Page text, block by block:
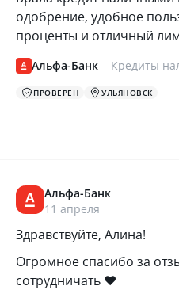
одобрение, удобное
проценты и отличный
Альфа-Банк Кредиты
ПРОВЕРЕН УЛЬЯНОВСК
Альфа-Банк
11 апреля
Здравствуйте, Алина!
Огромное спасибо за
сотрудничать ❤️